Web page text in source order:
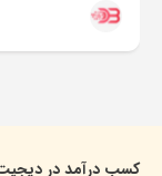
کسب درآمد در